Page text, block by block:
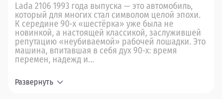
Lada 2106 1993 года выпуска — это автомобиль,
который для многих стал символом целой эпохи.
К середине 90-х «шестёрка» уже была не
новинкой, а настоящей классикой, заслужившей
репутацию «неубиваемой» рабочей лошадки. Это
машина, впитавшая в себя дух 90-х: время
перемен, надежд и...
Развернуть